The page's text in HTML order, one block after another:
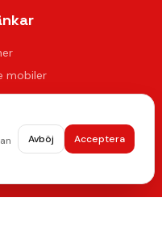
mobiler
Avböj Acceptera